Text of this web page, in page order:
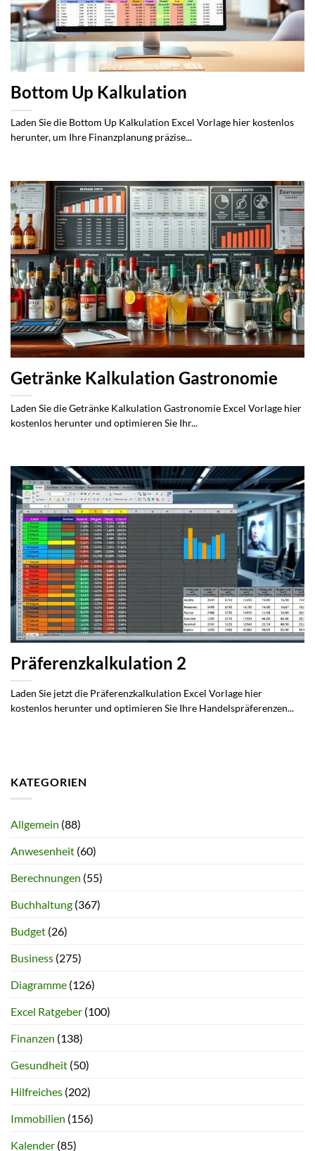
Bottom Up Kalkulation
Laden Sie die Bottom Up Kalkulation Excel Vorlage hier kostenlos
herunter, um Ihre Finanzplanung präzise...
Getränke Kalkulation Gastronomie
Laden Sie die Getränke Kalkulation Gastronomie Excel Vorlage hier
kostenlos herunter und optimieren Sie Ihr...
Präferenzkalkulation 2
Laden Sie jetzt die Präferenzkalkulation Excel Vorlage hier
kostenlos herunter und optimieren Sie Ihre Handelspräferenzen...
KATEGORIEN
Allgemein (88)
Anwesenheit (60)
Berechnungen (55)
Buchhaltung (367)
Budget (26)
Business (275)
Diagramme (126)
Excel Ratgeber (100)
Finanzen (138)
Gesundheit (50)
Hilfreiches (202)
Immobilien (156)
Kalender (85)